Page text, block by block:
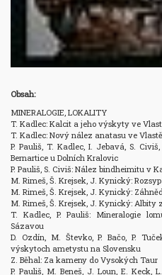
Obsah:
MINERALOGIE, LOKALITY
T. Kadlec: Kalcit a jeho výskyty ve
T. Kadlec: Nový nález anatasu ve
P. Pauliš, T. Kadlec, I. Jebavá, S.
Bernartice u Dolních Kralovic
P. Pauliš, S. Civiš: Nález bindheimitu v
M. Rimeš, Š. Krejsek, J. Kynický:
M. Rimeš, Š. Krejsek, J. Kynický:
M. Rimeš, Š. Krejsek, J. Kynický: Albity
T. Kadlec, P. Pauliš: Mineralogie
Sázavou
D. Ozdín, M. Števko, P. Bačo, P.
výskytoch ametystu na Slovensku
Z. Běhal: Za kameny do Vysokých Taur
P. Pauliš, M. Beneš, J. Loun, E. Keck,